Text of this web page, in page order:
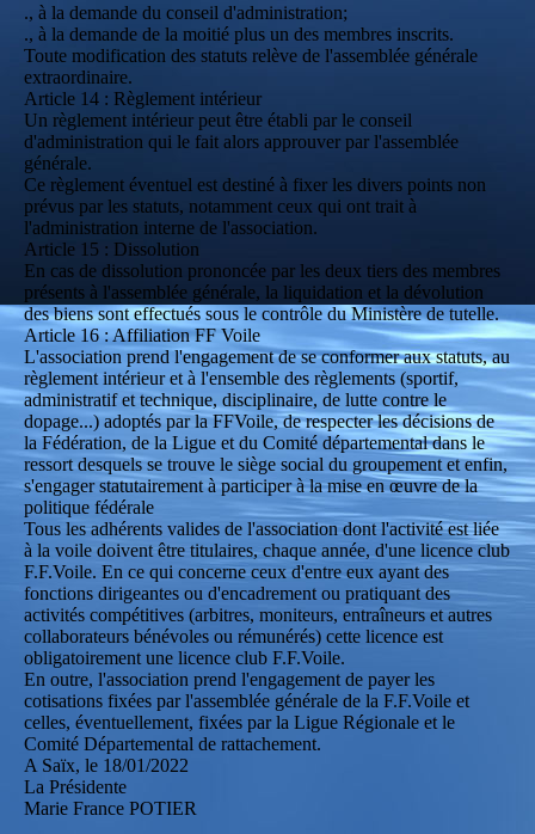
., à la demande du conseil d'administration;
., à la demande de la moitié plus un des membres inscrits.
Toute modification des statuts relève de l'assemblée générale
extraordinaire.
Article 14 : Règlement intérieur
Un règlement intérieur peut être établi par le conseil
d'administration qui le fait alors approuver par l'assemblée
générale.
Ce règlement éventuel est destiné à fixer les divers points non
prévus par les statuts, notamment ceux qui ont trait à
l'administration interne de l'association.
Article 15 : Dissolution
En cas de dissolution prononcée par les deux tiers des membres
présents à l'assemblée générale, la liquidation et la dévolution
des biens sont effectués sous le contrôle du Ministère de tutelle.
Article 16 : Affiliation FF Voile
L'association prend l'engagement de se conformer aux statuts, au
règlement intérieur et à l'ensemble des règlements (sportif,
administratif et technique, disciplinaire, de lutte contre le
dopage...) adoptés par la FFVoile, de respecter les décisions de
la Fédération, de la Ligue et du Comité départemental dans le
ressort desquels se trouve le siège social du groupement et enfin,
s'engager statutairement à participer à la mise en œuvre de la
politique fédérale
Tous les adhérents valides de l'association dont l'activité est liée
à la voile doivent être titulaires, chaque année, d'une licence club
F.F.Voile. En ce qui concerne ceux d'entre eux ayant des
fonctions dirigeantes ou d'encadrement ou pratiquant des
activités compétitives (arbitres, moniteurs, entraîneurs et autres
collaborateurs bénévoles ou rémunérés) cette licence est
obligatoirement une licence club F.F.Voile.
En outre, l'association prend l'engagement de payer les
cotisations fixées par l'assemblée générale de la F.F.Voile et
celles, éventuellement, fixées par la Ligue Régionale et le
Comité Départemental de rattachement.
A Saïx, le 18/01/2022
La Présidente
Marie France POTIER